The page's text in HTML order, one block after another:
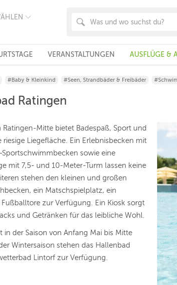
VERANSTALTUNGEN AUSFLÜGE &
#Baby & Kleinkind #Seen, Strandbäder & Freibäder
Ratingen
Ratingen-Mitte bietet Badespaß, Sport und
riesige Liegefläche. Ein Erlebnisbecken mit
sowie eine
mit 7,5- und 10-Meter-Turm lassen keine
stehen den kleinen und großen
ein Matschspielplatz, ein
zur Verfügung. Ein Kiosk sorgt
und Getränken für das leibliche Wohl.
in der Saison von Anfang Mai bis Mitte
Wintersaison stehen das Hallenbad
Lintorf zur Verfügung.